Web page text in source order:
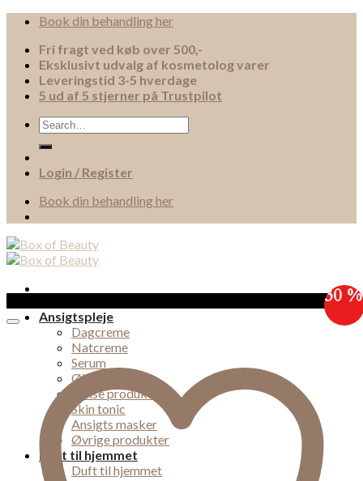
Skip
content
Book din behandling her
Fri fragt ved køb over 500,-
Eksklusivt udvalg af kosmetolog varer
Leveringstid 3-5 hverdage
5 ud af 5 stjerner på Trustpilot
Search
for:
Login / Register
Book din behandling her
Ansigtspleje
Dagcreme
Natcreme
Serum
Øjencreme
Rense produkter
Skin tonic
Ansigts masker
Øvrige produkter
Duft til hjemmet
Duft til hjemmet
30 %